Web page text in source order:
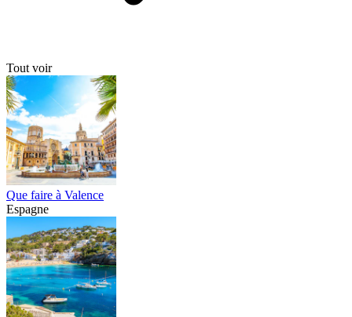
Tout voir
Que faire à Valence
Espagne